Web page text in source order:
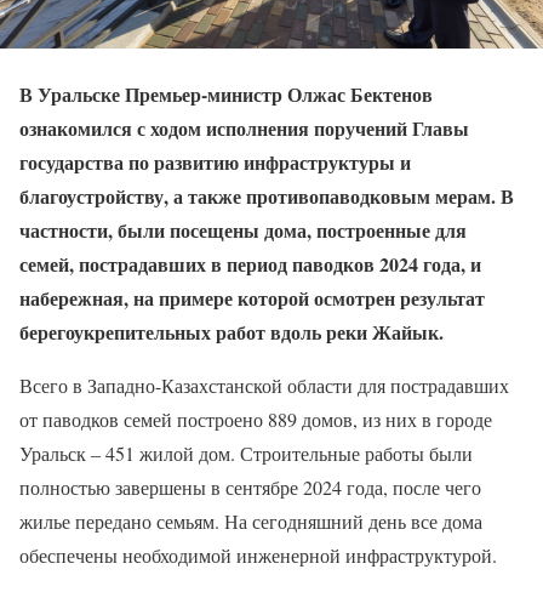
В Уральске Премьер-министр Олжас Бектенов
ознакомился с ходом исполнения поручений Главы
государства по развитию инфраструктуры и
благоустройству, а также противопаводковым мерам. В
частности, были посещены дома, построенные для
семей, пострадавших в период паводков 2024 года, и
набережная, на примере которой осмотрен результат
берегоукрепительных работ вдоль реки Жайык.
Всего в Западно-Казахстанской области для пострадавших
от паводков семей построено 889 домов, из них в городе
Уральск – 451 жилой дом. Строительные работы были
полностью завершены в сентябре 2024 года, после чего
жилье передано семьям. На сегодняшний день все дома
обеспечены необходимой инженерной инфраструктурой.